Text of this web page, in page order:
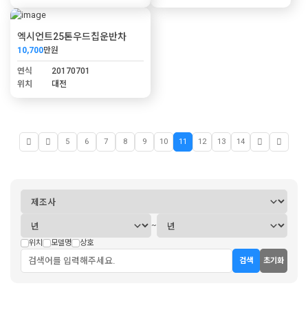
엑시언트25톤우드칩운반차
10,700만원
연식
20170701
위치
대전
5 6 7 8 9 10 11 12 13 14
~
위치
모델명 상호